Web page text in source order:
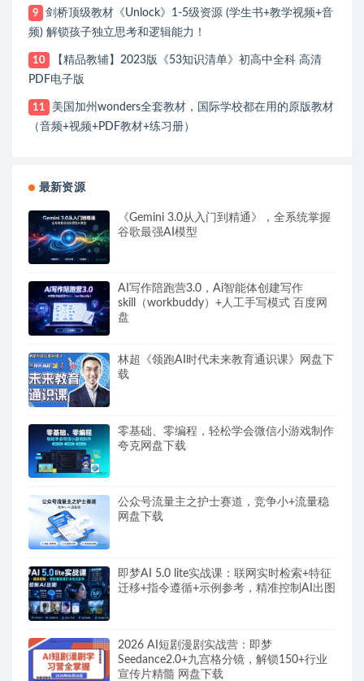
9
剑桥顶级教材《Unlock》1-5级资源 (学生书+教学视频+音
频) 解锁孩子独立思考和逻辑能力！
10
【精品教辅】2023版《53知识清单》初高中全科 高清
PDF电子版
11
美国加州wonders全套教材，国际学校都在用的原版教材
（音频+视频+PDF教材+练习册）
最新资源
《Gemini 3.0从入门到精通》，全系统掌握
谷歌最强AI模型
AI写作陪跑营3.0，Ai智能体创建写作
skill（workbuddy）+人工手写模式 百度网
盘
林超《领跑AI时代未来教育通识课》网盘下
载
零基础、零编程，轻松学会微信小游戏制作
夸克网盘下载
公众号流量主之护士赛道，竞争小+流量稳
网盘下载
即梦AI 5.0 lite实战课：联网实时检索+特征
迁移+指令遵循+示例参考，精准控制AI出图
2026 AI短剧漫剧实战营：即梦
Seedance2.0+九宫格分镜，解锁150+行业
宣传片精髓 网盘下载